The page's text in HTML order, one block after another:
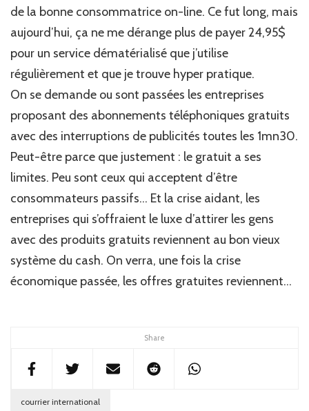
Share
de la bonne consommatrice on-line. Ce fut long, mais
aujourd’hui, ça ne me dérange plus de payer 24,95$
pour un service dématérialisé que j’utilise
régulièrement et que je trouve hyper pratique.
On se demande ou sont passées les entreprises
proposant des abonnements téléphoniques gratuits
avec des interruptions de publicités toutes les 1mn30.
Peut-être parce que justement : le gratuit a ses
limites. Peu sont ceux qui acceptent d’être
consommateurs passifs… Et la crise aidant, les
entreprises qui s’offraient le luxe d’attirer les gens
avec des produits gratuits reviennent au bon vieux
système du cash. On verra, une fois la crise
économique passée, les offres gratuites reviennent…
courrier international